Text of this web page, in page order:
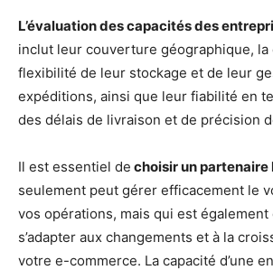
L’évaluation des capacités des
inclut leur couverture géographique, la
flexibilité de leur stockage et de leur
expéditions, ainsi que leur fiabilité en
des délais de livraison et de précision
Il est essentiel de choisir un
seulement peut gérer efficacement le
vos opérations, mais qui est
s’adapter aux changements et à la
votre e-commerce. La capacité d’une